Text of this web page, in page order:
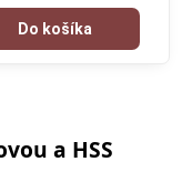
karbidu si frézy
používaní.
Do košíka
a HSS